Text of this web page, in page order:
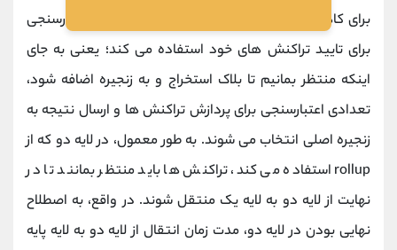
برای کاهش زمان تا نهایی شدن، شبکه
از اعتبارسنجی
برای تایید تراکنش های خود استفاده می کند؛ یعنی به جای
اینکه منتظر بمانیم تا بلاک استخراج و به زنجیره اضافه شود،
تعدادی اعتبارسنجی برای پردازش تراکنش ها و ارسال نتیجه به
زنجیره اصلی انتخاب می شوند. به طور معمول، در لایه دو که از
rollup استفاده می کند، تراکنش ها باید منتظر بمانند تا در
نهایت از لایه دو به لایه یک منتقل شوند. در واقع، به اصطلاح
نهایی بودن در لایه دو، مدت زمان انتقال از لایه دو به لایه پایه